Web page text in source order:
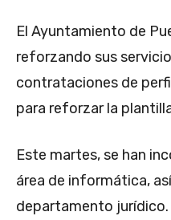
El Ayuntamiento de
reforzando sus
contrataciones de
para reforzar la
Este martes, se han
área de informática,
departamento